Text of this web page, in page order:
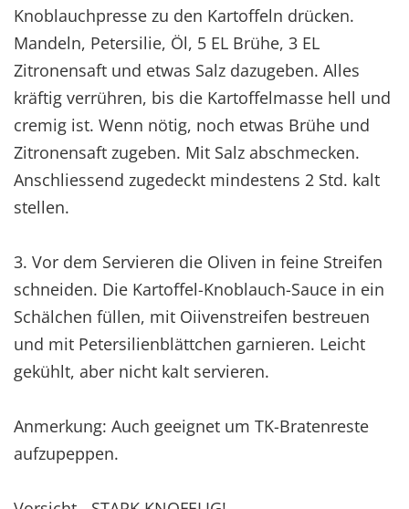
Knoblauchpresse zu den Kartoffeln drücken.
Mandeln, Petersilie, Öl, 5 EL Brühe, 3 EL
Zitronensaft und etwas Salz dazugeben. Alles
kräftig verrühren, bis die Kartoffelmasse hell und
cremig ist. Wenn nötig, noch etwas Brühe und
Zitronensaft zugeben. Mit Salz abschmecken.
Anschliessend zugedeckt mindestens 2 Std. kalt
stellen.
3. Vor dem Servieren die Oliven in feine Streifen
schneiden. Die Kartoffel-Knoblauch-Sauce in ein
Schälchen füllen, mit Oiivenstreifen bestreuen
und mit Petersilienblättchen garnieren. Leicht
gekühlt, aber nicht kalt servieren.
Anmerkung: Auch geeignet um TK-Bratenreste
aufzupeppen.